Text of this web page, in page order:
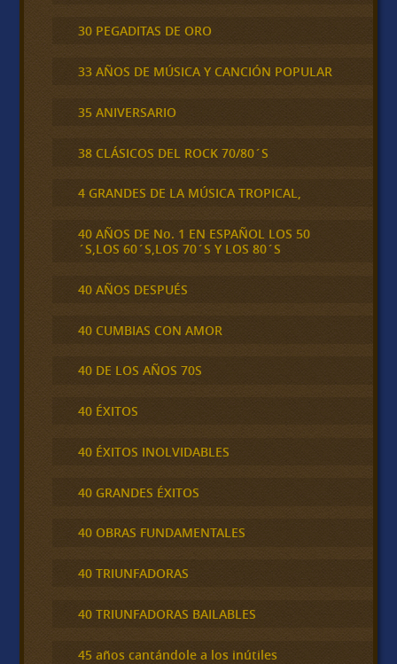
30 PEGADITAS DE ORO
33 AÑOS DE MÚSICA Y CANCIÓN POPULAR
35 ANIVERSARIO
38 CLÁSICOS DEL ROCK 70/80´S
4 GRANDES DE LA MÚSICA TROPICAL,
40 AÑOS DE No. 1 EN ESPAÑOL LOS 50
´S,LOS 60´S,LOS 70´S Y LOS 80´S
40 AÑOS DESPUÉS
40 CUMBIAS CON AMOR
40 DE LOS AÑOS 70S
40 ÉXITOS
40 ÉXITOS INOLVIDABLES
40 GRANDES ÉXITOS
40 OBRAS FUNDAMENTALES
40 TRIUNFADORAS
40 TRIUNFADORAS BAILABLES
45 años cantándole a los inútiles